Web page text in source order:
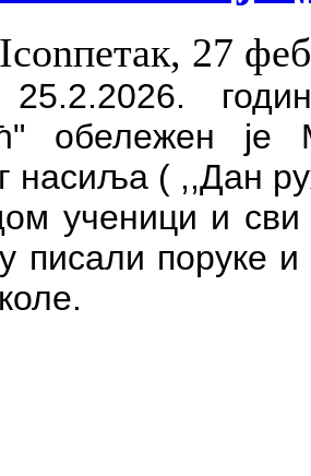
петак, 27
обележен је
насиља ( ,,Дан
ученици и сви
писали поруке